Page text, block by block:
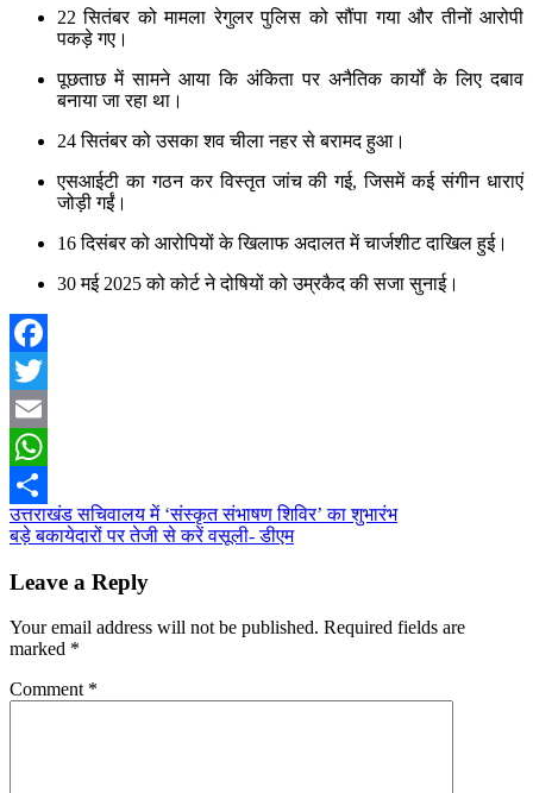
22 सितंबर को मामला रेगुलर पुलिस को सौंपा गया और तीनों आरोपी
पकड़े गए।
पूछताछ में सामने आया कि अंकिता पर अनैतिक कार्यों के लिए दबाव
बनाया जा रहा था।
24 सितंबर को उसका शव चीला नहर से बरामद हुआ।
एसआईटी का गठन कर विस्तृत जांच की गई, जिसमें कई संगीन धाराएं
जोड़ी गईं।
16 दिसंबर को आरोपियों के खिलाफ अदालत में चार्जशीट दाखिल हुई।
30 मई 2025 को कोर्ट ने दोषियों को उम्रकैद की सजा सुनाई।
Facebook
Twitter
Email
WhatsApp
Share
Post
navigation
उत्तराखंड सचिवालय में ‘संस्कृत संभाषण शिविर’ का शुभारंभ
बड़े बकायेदारों पर तेजी से करें वसूली- डीएम
Leave a Reply
Your email address will not be published. Required fields are
marked *
Comment *